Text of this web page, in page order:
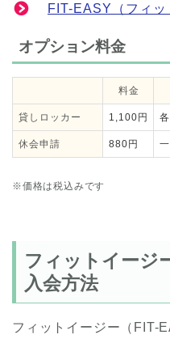
FIT-EASY（フィッ
オプション料金
料金
貸しロッカー 1,100円
休会申請 880円
※価格は税込みです
フィットイージ
入会方法
フィットイージー（FIT-